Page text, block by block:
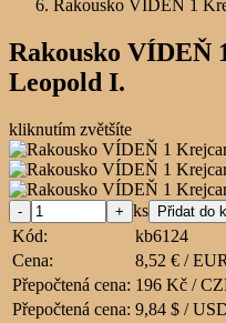
Rakousko VÍDEŇ 1
Rakousko VÍDEŇ
Leopold I.
kliknutím zvětšíte
ks
Kód:
kb6124
Cena:
8,52 € / EUR
Přepočtená cena: 196 Kč /
Přepočtená cena: 9,84 $ /